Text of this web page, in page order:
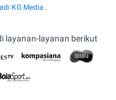
KG Media .
layanan-layanan berikut